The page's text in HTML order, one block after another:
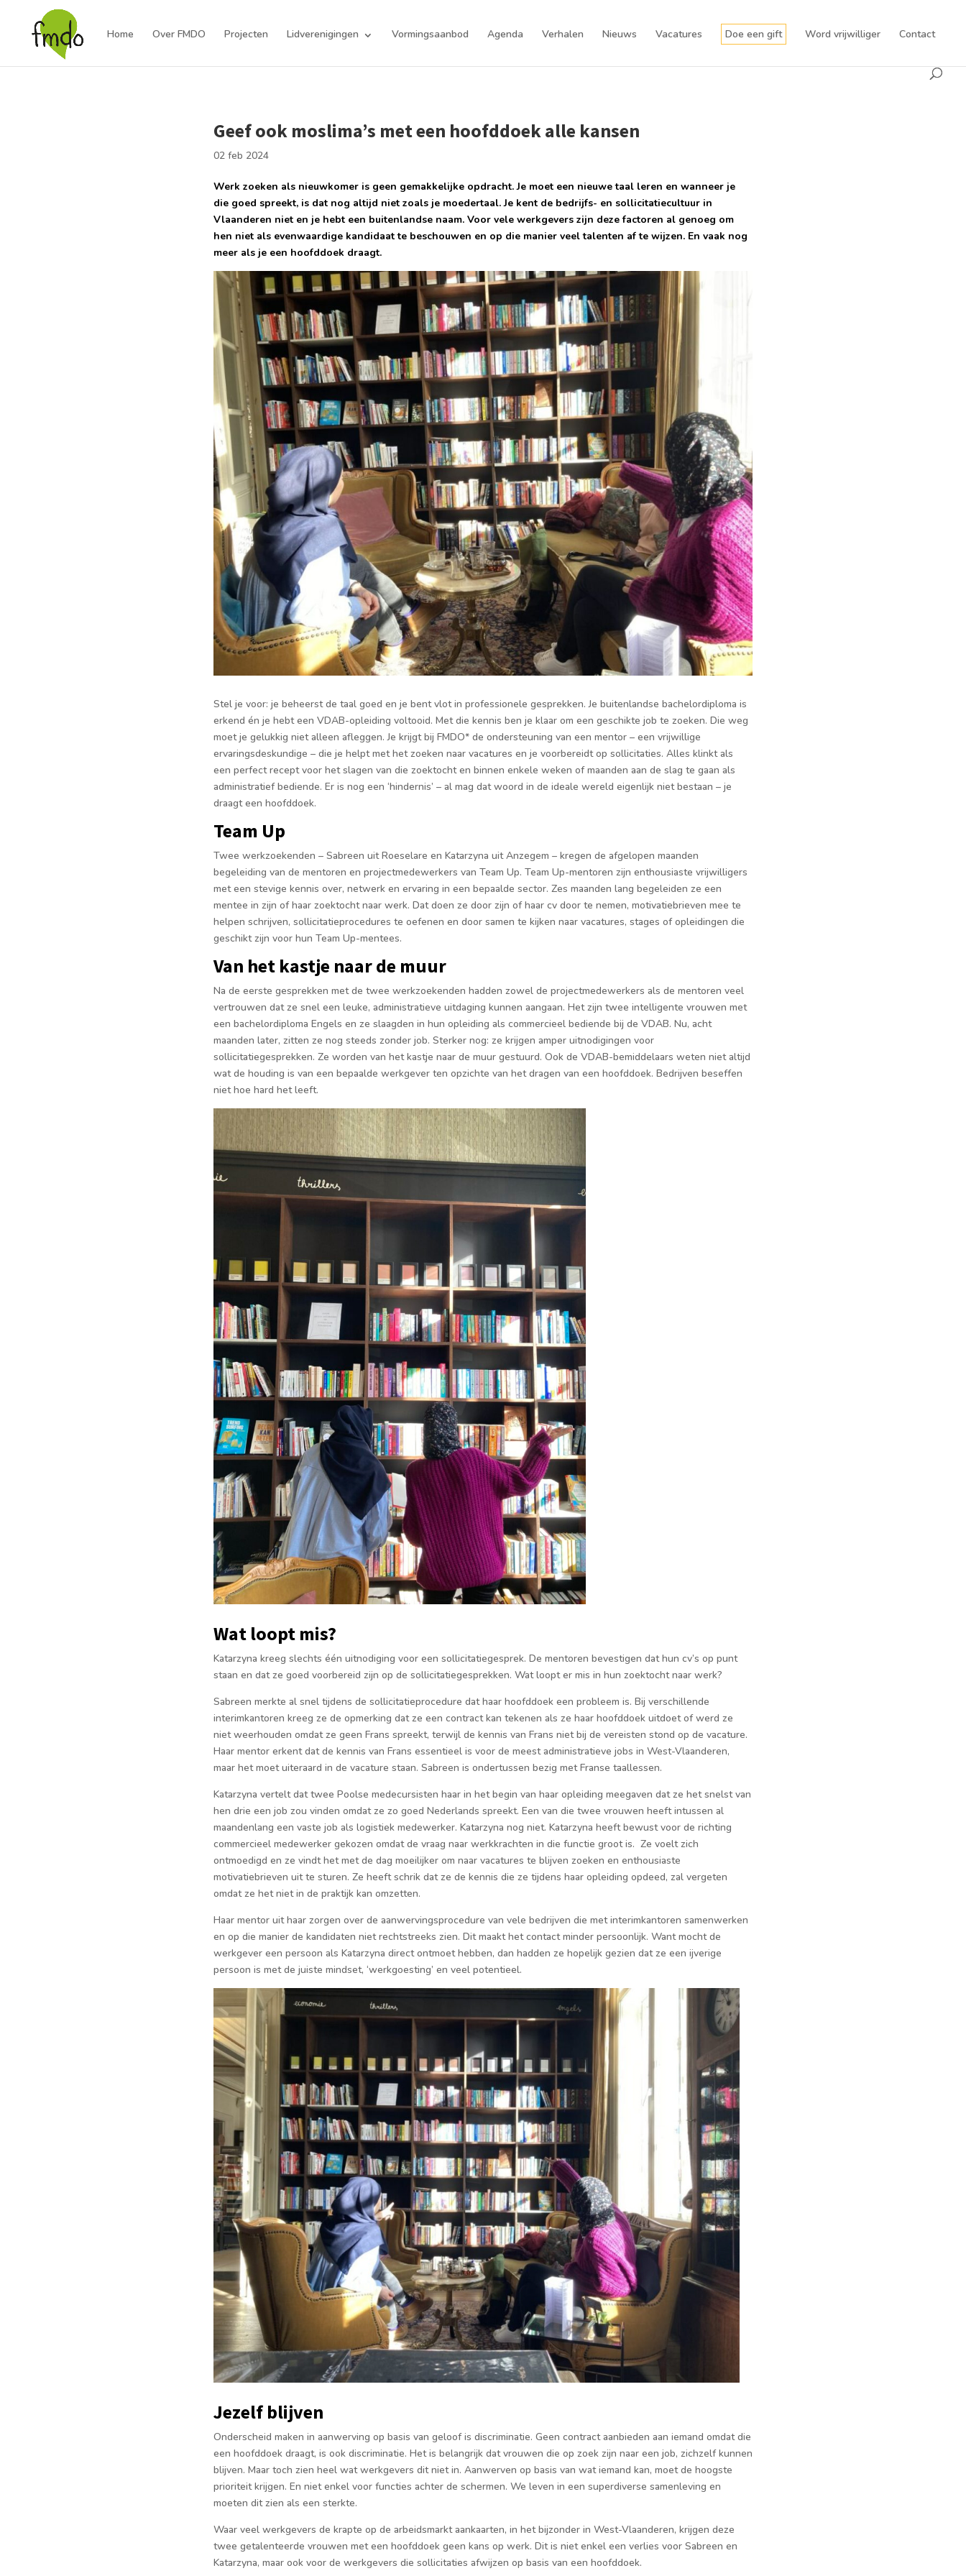
Home Over FMDO Projecten Lidverenigingen Vormingsaanbod Agenda Verhalen Nieuws Vacatures Doe een gift Word vrijwilliger Contact
Geef ook moslima’s met een hoofddoek alle kansen
02 feb 2024
Werk zoeken als nieuwkomer is geen gemakkelijke opdracht. Je moet een nieuwe taal leren en wanneer je
die goed spreekt, is dat nog altijd niet zoals je moedertaal. Je kent de bedrijfs- en sollicitatiecultuur in
Vlaanderen niet en je hebt een buitenlandse naam. Voor vele werkgevers zijn deze factoren al genoeg om
hen niet als evenwaardige kandidaat te beschouwen en op die manier veel talenten af te wijzen. En vaak nog
meer als je een hoofddoek draagt.
Stel je voor: je beheerst de taal goed en je bent vlot in professionele gesprekken. Je buitenlandse bachelordiploma is
erkend én je hebt een VDAB-opleiding voltooid. Met die kennis ben je klaar om een geschikte job te zoeken. Die weg
moet je gelukkig niet alleen afleggen. Je krijgt bij FMDO* de ondersteuning van een mentor – een vrijwillige
ervaringsdeskundige – die je helpt met het zoeken naar vacatures en je voorbereidt op sollicitaties. Alles klinkt als
een perfect recept voor het slagen van die zoektocht en binnen enkele weken of maanden aan de slag te gaan als
administratief bediende. Er is nog een ‘hindernis’ – al mag dat woord in de ideale wereld eigenlijk niet bestaan – je
draagt een hoofddoek.
Team Up
Twee werkzoekenden – Sabreen uit Roeselare en Katarzyna uit Anzegem – kregen de afgelopen maanden
begeleiding van de mentoren en projectmedewerkers van Team Up. Team Up-mentoren zijn enthousiaste vrijwilligers
met een stevige kennis over, netwerk en ervaring in een bepaalde sector. Zes maanden lang begeleiden ze een
mentee in zijn of haar zoektocht naar werk. Dat doen ze door zijn of haar cv door te nemen, motivatiebrieven mee te
helpen schrijven, sollicitatieprocedures te oefenen en door samen te kijken naar vacatures, stages of opleidingen die
geschikt zijn voor hun Team Up-mentees.
Van het kastje naar de muur
Na de eerste gesprekken met de twee werkzoekenden hadden zowel de projectmedewerkers als de mentoren veel
vertrouwen dat ze snel een leuke, administratieve uitdaging kunnen aangaan. Het zijn twee intelligente vrouwen met
een bachelordiploma Engels en ze slaagden in hun opleiding als commercieel bediende bij de VDAB. Nu, acht
maanden later, zitten ze nog steeds zonder job. Sterker nog: ze krijgen amper uitnodigingen voor
sollicitatiegesprekken. Ze worden van het kastje naar de muur gestuurd. Ook de VDAB-bemiddelaars weten niet altijd
wat de houding is van een bepaalde werkgever ten opzichte van het dragen van een hoofddoek. Bedrijven beseffen
niet hoe hard het leeft.
Wat loopt mis?
Katarzyna kreeg slechts één uitnodiging voor een sollicitatiegesprek. De mentoren bevestigen dat hun cv’s op punt
staan en dat ze goed voorbereid zijn op de sollicitatiegesprekken. Wat loopt er mis in hun zoektocht naar werk?
Sabreen merkte al snel tijdens de sollicitatieprocedure dat haar hoofddoek een probleem is. Bij verschillende
interimkantoren kreeg ze de opmerking dat ze een contract kan tekenen als ze haar hoofddoek uitdoet of werd ze
niet weerhouden omdat ze geen Frans spreekt, terwijl de kennis van Frans niet bij de vereisten stond op de vacature.
Haar mentor erkent dat de kennis van Frans essentieel is voor de meest administratieve jobs in West-Vlaanderen,
maar het moet uiteraard in de vacature staan. Sabreen is ondertussen bezig met Franse taallessen.
Katarzyna vertelt dat twee Poolse medecursisten haar in het begin van haar opleiding meegaven dat ze het snelst van
hen drie een job zou vinden omdat ze zo goed Nederlands spreekt. Een van die twee vrouwen heeft intussen al
maandenlang een vaste job als logistiek medewerker. Katarzyna nog niet. Katarzyna heeft bewust voor de richting
commercieel medewerker gekozen omdat de vraag naar werkkrachten in die functie groot is. Ze voelt zich
ontmoedigd en ze vindt het met de dag moeilijker om naar vacatures te blijven zoeken en enthousiaste
motivatiebrieven uit te sturen. Ze heeft schrik dat ze de kennis die ze tijdens haar opleiding opdeed, zal vergeten
omdat ze het niet in de praktijk kan omzetten.
Haar mentor uit haar zorgen over de aanwervingsprocedure van vele bedrijven die met interimkantoren samenwerken
en op die manier de kandidaten niet rechtstreeks zien. Dit maakt het contact minder persoonlijk. Want mocht de
werkgever een persoon als Katarzyna direct ontmoet hebben, dan hadden ze hopelijk gezien dat ze een ijverige
persoon is met de juiste mindset, ‘werkgoesting’ en veel potentieel.
Jezelf blijven
Onderscheid maken in aanwerving op basis van geloof is discriminatie. Geen contract aanbieden aan iemand omdat die
een hoofddoek draagt, is ook discriminatie. Het is belangrijk dat vrouwen die op zoek zijn naar een job, zichzelf kunnen
blijven. Maar toch zien heel wat werkgevers dit niet in. Aanwerven op basis van wat iemand kan, moet de hoogste
prioriteit krijgen. En niet enkel voor functies achter de schermen. We leven in een superdiverse samenleving en
moeten dit zien als een sterkte.
Waar veel werkgevers de krapte op de arbeidsmarkt aankaarten, in het bijzonder in West-Vlaanderen, krijgen deze
twee getalenteerde vrouwen met een hoofddoek geen kans op werk. Dit is niet enkel een verlies voor Sabreen en
Katarzyna, maar ook voor de werkgevers die sollicitaties afwijzen op basis van een hoofddoek.